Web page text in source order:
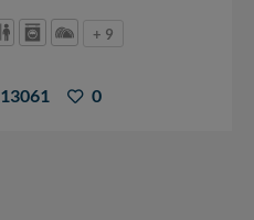
+ 9
13061 0